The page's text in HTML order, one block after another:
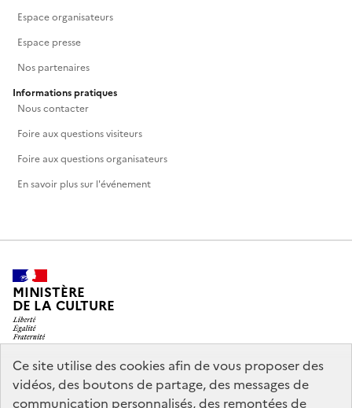
Ce site utilise des cookies afin de vous proposer des
vidéos, des boutons de partage, des messages de
communication personnalisés, des remontées de
Espace organisateurs
Espace presse
Nos partenaires
Informations pratiques
Nous contacter
Foire aux questions visiteurs
Foire aux questions organisateurs
En savoir plus sur l'événement
MINISTÈRE
DE LA CULTURE
legifrance.gouv.fr info.gouv.fr